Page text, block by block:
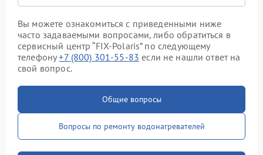
Вы можете ознакомиться с приведенными ниже
часто задаваемыми вопросами, либо обратиться в
сервисный центр “FIX-Polaris” по следующему
телефону+7 (800) 301-55-83 если не нашли ответ на
свой вопрос.
Общие вопросы
Вопросы по ремонту водонагревателей